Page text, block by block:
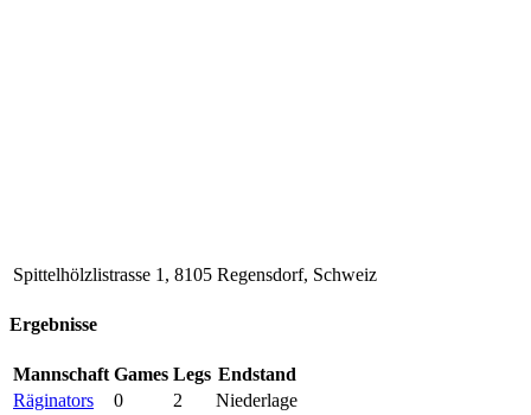
Spittelhölzlistrasse 1, 8105 Regensdorf, Schweiz
Ergebnisse
Mannschaft Games Legs Endstand
Räginators
0 2
Niederlage